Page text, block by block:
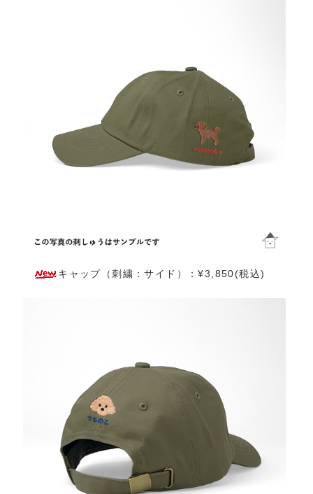
キャップ（刺繍：サイド）：¥3,850(税込)